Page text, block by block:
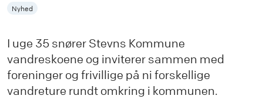
Nyhed
I uge 35 snører Stevns Kommune
vandreskoene og inviterer sammen med
foreninger og frivillige på ni forskellige
vandreture rundt omkring i kommunen.